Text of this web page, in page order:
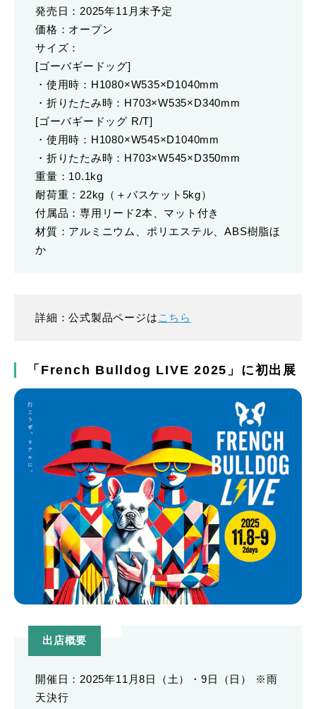
発売日：2025年11月末予定
価格：オープン
サイズ：
[ゴーバギードッグ]
・使用時：H1080×W535×D1040mm
・折りたたみ時：H703×W535×D340mm
[ゴーバギードッグ R/T]
・使用時：H1080×W545×D1040mm
・折りたたみ時：H703×W545×D350mm
重量：10.1kg
耐荷重：22kg（＋バスケット5kg）
付属品：専用リード2本、マット付き
材質：アルミニウム、ポリエステル、ABS樹脂ほ
か
詳細：公式製品ページは こちら
「French Bulldog LIVE 2025」に初出展
出店概要
開催日：2025年11月8日（土）・9日（日） ※雨
天決行